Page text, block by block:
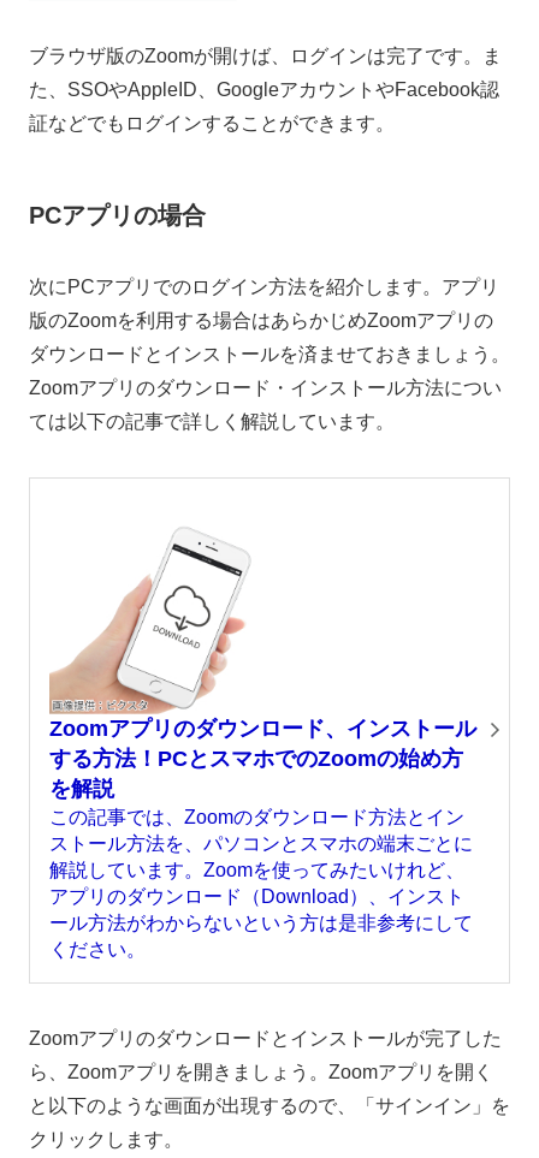
ブラウザ版のZoomが開けば、ログインは完了です。ま
た、SSOやAppleID、GoogleアカウントやFacebook認
証などでもログインすることができます。
PCアプリの場合
次にPCアプリでのログイン方法を紹介します。アプリ
版のZoomを利用する場合はあらかじめZoomアプリの
ダウンロードとインストールを済ませておきましょう。
Zoomアプリのダウンロード・インストール方法につい
ては以下の記事で詳しく解説しています。
Zoomアプリのダウンロード、インストール
する方法！PCとスマホでのZoomの始め方
を解説
この記事では、Zoomのダウンロード方法とイン
ストール方法を、パソコンとスマホの端末ごとに
解説しています。Zoomを使ってみたいけれど、
アプリのダウンロード（Download）、インスト
ール方法がわからないという方は是非参考にして
ください。
Zoomアプリのダウンロードとインストールが完了した
ら、Zoomアプリを開きましょう。Zoomアプリを開く
と以下のような画面が出現するので、「サインイン」を
クリックします。